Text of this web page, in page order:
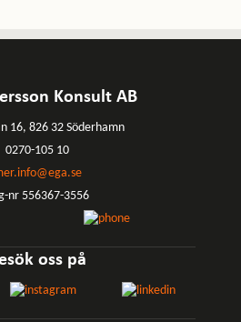
Konsult AB
16, 826 32 Söderhamn
0270-105 10
nr 556367-3556
oss på